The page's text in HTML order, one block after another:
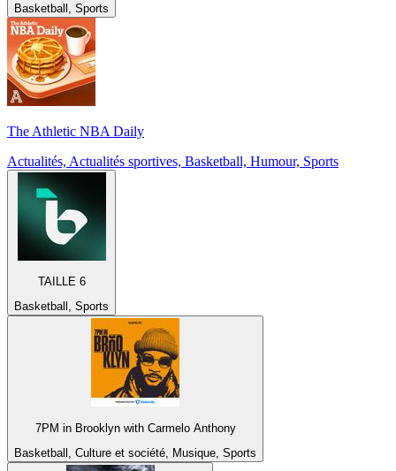
Basketball, Sports
The Athletic NBA Daily
Actualités, Actualités sportives, Basketball, Humour, Sports
TAILLE 6
Basketball, Sports
7PM in Brooklyn with Carmelo Anthony
Basketball, Culture et société, Musique, Sports